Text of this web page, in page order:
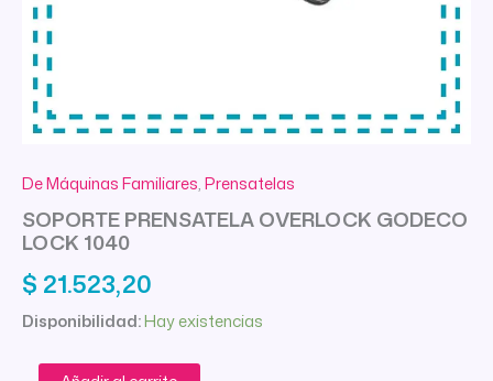
De Máquinas Familiares,Prensatelas
SOPORTE PRENSATELA OVERLOCK GODECO
LOCK 1040
$ 21.523,20
Disponibilidad:Hay existencias
SOPORTE